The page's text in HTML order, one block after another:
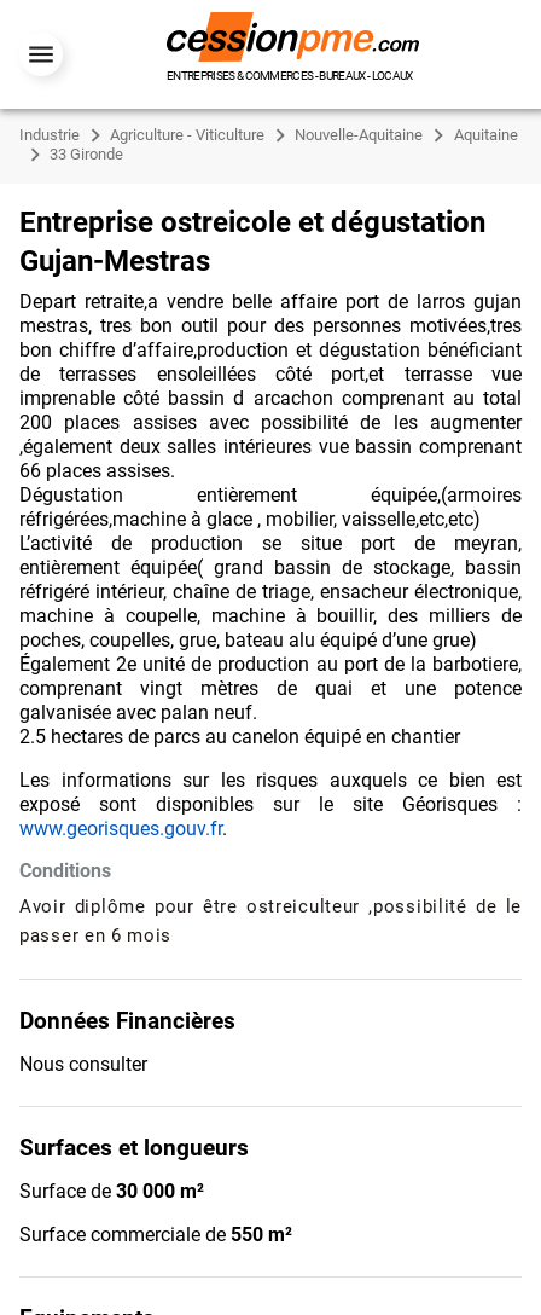
ENTREPRISES & COMMERCES - BUREAUX - LOCAUX
Industrie Agriculture - Viticulture Nouvelle-Aquitaine
Aquitaine
33 Gironde
Entreprise ostreicole et dégustation
Gujan-Mestras
Depart retraite,a vendre belle affaire port de larros gujan
mestras, tres bon outil pour des personnes motivées,tres
bon chiffre d’affaire,production et dégustation bénéficiant
de terrasses ensoleillées côté port,et terrasse vue
imprenable côté bassin d arcachon comprenant au total
200 places assises avec possibilité de les augmenter
,également deux salles intérieures vue bassin comprenant
66 places assises.
Dégustation entièrement équipée,(armoires
réfrigérées,machine à glace , mobilier, vaisselle,etc,etc)
L’activité de production se situe port de meyran,
entièrement équipée( grand bassin de stockage, bassin
réfrigéré intérieur, chaîne de triage, ensacheur électronique,
machine à coupelle, machine à bouillir, des milliers de
poches, coupelles, grue, bateau alu équipé d’une grue)
Également 2e unité de production au port de la barbotiere,
comprenant vingt mètres de quai et une potence
galvanisée avec palan neuf.
2.5 hectares de parcs au canelon équipé en chantier
Les informations sur les risques auxquels ce bien est
exposé sont disponibles sur le site Géorisques :
www.georisques.gouv.fr.
Conditions
Avoir diplôme pour être ostreiculteur ,possibilité de le
passer en 6 mois
Données Financières
Nous consulter
Surfaces et longueurs
Surface de 30 000 m²
Surface commerciale de 550 m²